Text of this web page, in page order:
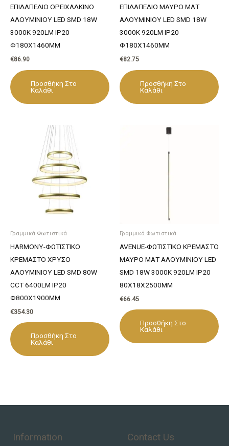
ΕΠΙΔΑΠΕΔΙΟ ΟΡΕΙΧΑΛΚΙΝΟ
ΑΛΟΥΜΙΝΙΟΥ LED SMD 18W
3000Κ 920LM IP20
Φ180Χ1460ΜΜ
€86.90
Προσθήκη Στο
Καλάθι
ΕΠΙΔΑΠΕΔΙΟ ΜΑΥΡΟ ΜΑΤ
ΑΛΟΥΜΙΝΙΟΥ LED SMD 18W
3000Κ 920LM IP20
Φ180Χ1460ΜΜ
€82.75
Προσθήκη Στο
Καλάθι
Γραμμικά Φωτιστικά
HARMONY-ΦΩΤΙΣΤΙΚΟ
ΚΡΕΜΑΣΤΟ ΧΡΥΣΟ
ΑΛΟΥΜΙΝΙΟΥ LED SMD 80W
CCT 6400LM IP20
Φ800X1900MM
€354.30
Προσθήκη Στο
Καλάθι
Γραμμικά Φωτιστικά
AVENUE-ΦΩΤΙΣΤΙΚΟ ΚΡΕΜΑΣΤΟ
ΜΑΥΡΟ ΜΑΤ ΑΛΟΥΜΙΝΙΟΥ LED
SMD 18W 3000Κ 920LM IP20
80Χ18Χ2500ΜΜ
€66.45
Προσθήκη Στο
Καλάθι
Information Contact Us